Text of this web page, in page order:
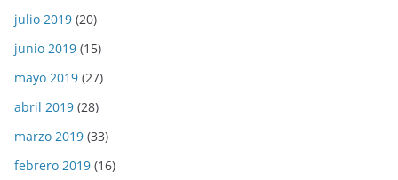
julio 2019 (20)
junio 2019 (15)
mayo 2019 (27)
abril 2019 (28)
marzo 2019 (33)
febrero 2019 (16)